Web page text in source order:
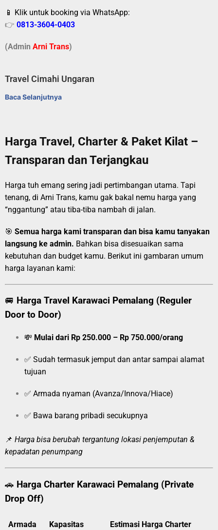
📱 Klik untuk booking via WhatsApp:
👉 0813-3604-0403
(Admin Arni Trans)
Travel Cimahi Ungaran
Baca Selanjutnya
Harga Travel, Charter & Paket Kilat –
Transparan dan Terjangkau
Harga tuh emang sering jadi pertimbangan utama. Tapi
tenang, di Arni Trans, kamu gak bakal nemu harga yang
“nggantung” atau tiba-tiba nambah di jalan.
🎯 Semua harga kami transparan dan bisa kamu tanyakan
langsung ke admin. Bahkan bisa disesuaikan sama
kebutuhan dan budget kamu. Berikut ini gambaran umum
harga layanan kami:
🚐 Harga Travel Karawaci Pemalang (Reguler
Door to Door)
💸 Mulai dari Rp 250.000 – Rp 750.000/orang
✅ Sudah termasuk jemput dan antar sampai alamat
tujuan
✅ Armada nyaman (Avanza/Innova/Hiace)
✅ Bawa barang pribadi secukupnya
📌 Harga bisa berubah tergantung lokasi penjemputan &
kepadatan penumpang
🚗 Harga Charter Karawaci Pemalang (Private
Drop Off)
Armada Kapasitas Estimasi Harga Charter